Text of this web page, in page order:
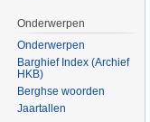
Onderwerpen
Onderwerpen
Barghief Index (Archief
HKB)
Berghse woorden
Jaartallen